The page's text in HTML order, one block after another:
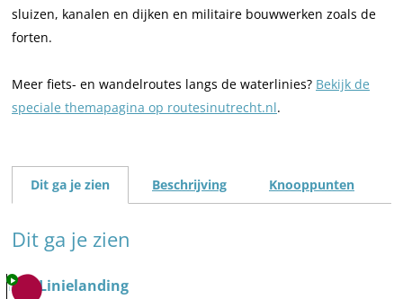
sluizen, kanalen en dijken en militaire bouwwerken zoals de
forten.
Meer fiets- en wandelroutes langs de waterlinies? Bekijk de
speciale themapagina op routesinutrecht.nl.
Dit ga je zien Beschrijving Knooppunten
Dit ga je zien
1
TOP Linielanding